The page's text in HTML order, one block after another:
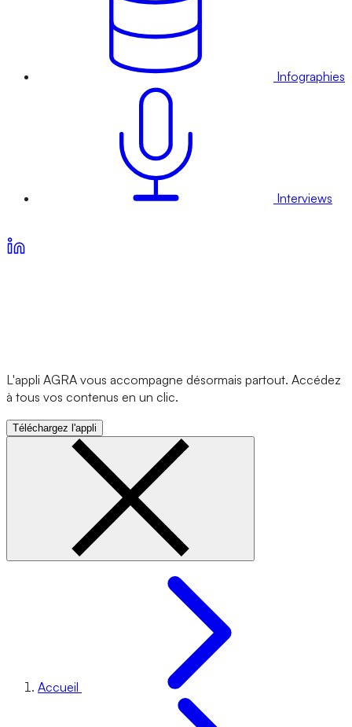
Infographies
Interviews
L'appli AGRA vous accompagne désormais partout. Accédez
à tous vos contenus en un clic.
Téléchargez l'appli
Accueil